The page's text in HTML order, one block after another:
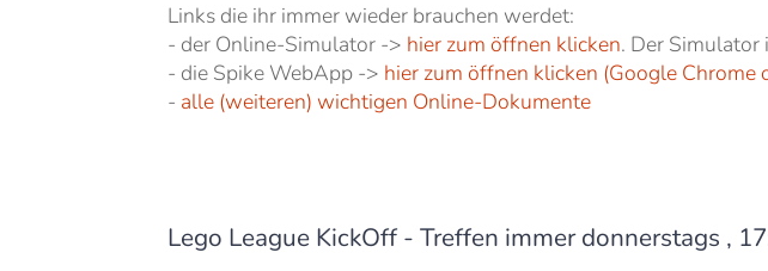
Links die ihr immer wieder brauchen werdet:
- der Online-Simulator -> hier zum öffnen klicken. Der Simulator
- die Spike WebApp -> hier zum öffnen klicken (Google Chrome
- alle (weiteren) wichtigen Online-Dokumente
Lego League KickOff - Treffen immer donnerstags ,